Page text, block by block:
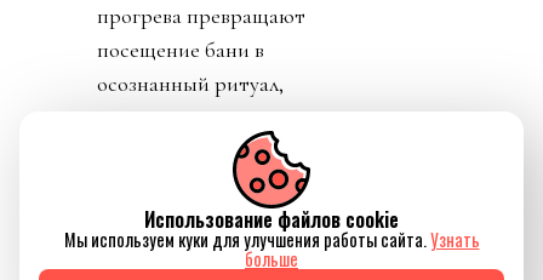
прогрева превращают
посещение бани в
осознанный ритуал,
только восстановить
силы, но и ненадолго
отключиться от
привычного ритма
Использование файлов cookie
Мы используем куки для улучшения работы сайта.Узнать
больше